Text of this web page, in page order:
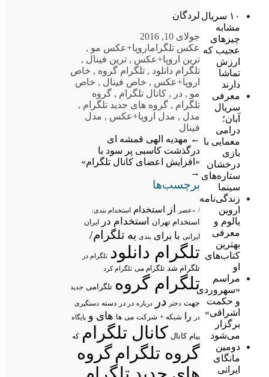
۱۰ سریال
مشابه
چیزهای
عجیب که
ارزش
تماشا
دارند
معرفی
سریال
آبان؛
درامی
معمایی با
بازی
درخشان
ستاره‌های
سینما
زندگی‌نامه
اروین
یالوم و
معرفی
بهترین
کتاب‌های
او
مراسم
«سهروردی
و حکمت
اشراقی»
برگزار
می‌شود
دومین
مانگای
ایرانی
لردگان
جولای 10, 2016
عکس تلگراماروپا+عکس مو ,
ترین اروپا+عکس , ترین فینال ,
تلگرام دانلود , تلگرام گروه , خاص
اروپا+عکس , خاص فینال , خاص
مو , در , کانال تلگرام , گروه
تلگرام , گروه های جدید تلگرام ,
مدل , مدل اروپا+عکس , مدل
فینال
← مهدیه الهی قمشه ای
درگذشت کاسبی پر سود با
«افزایش اعضای کانال تلگرام»
→
برچسب‌ها
/ «عصر از استخدام استخدام بندی:
استخدام تهران استخدام در ایران
ایرانی با برای بندی به تلگرام/
تلگرام دانلود تلگرام در
تلگرام شد تلگرام می تلگرام کرد
تلگرام گروه تلگرامی جدید
جهت دختر در درباره در در دسته دستگیری
در
را شبکه + شرکت می ها های و پایگاه
پیام کانال کانال تلگرام که
گروه تلگرامگروه